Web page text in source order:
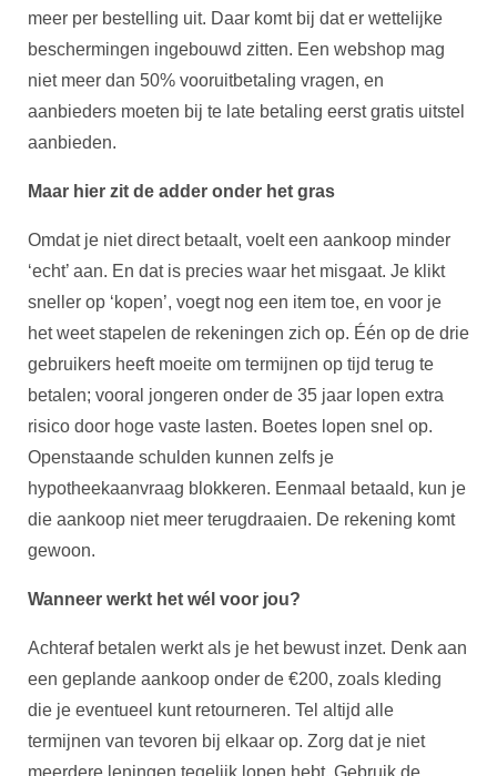
meer per bestelling uit. Daar komt bij dat er wettelijke
beschermingen ingebouwd zitten. Een webshop mag
niet meer dan 50% vooruitbetaling vragen, en
aanbieders moeten bij te late betaling eerst gratis uitstel
aanbieden.
Maar hier zit de adder onder het gras
Omdat je niet direct betaalt, voelt een aankoop minder
‘echt’ aan. En dat is precies waar het misgaat. Je klikt
sneller op ‘kopen’, voegt nog een item toe, en voor je
het weet stapelen de rekeningen zich op. Één op de drie
gebruikers heeft moeite om termijnen op tijd terug te
betalen; vooral jongeren onder de 35 jaar lopen extra
risico door hoge vaste lasten. Boetes lopen snel op.
Openstaande schulden kunnen zelfs je
hypotheekaanvraag blokkeren. Eenmaal betaald, kun je
die aankoop niet meer terugdraaien. De rekening komt
gewoon.
Wanneer werkt het wél voor jou?
Achteraf betalen werkt als je het bewust inzet. Denk aan
een geplande aankoop onder de €200, zoals kleding
die je eventueel kunt retourneren. Tel altijd alle
termijnen van tevoren bij elkaar op. Zorg dat je niet
meerdere leningen tegelijk lopen hebt. Gebruik de